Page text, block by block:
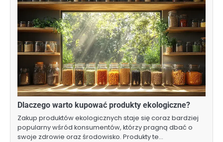
Dlaczego warto kupować produkty ekologiczne?
Zakup produktów ekologicznych staje się coraz bardziej
popularny wśród konsumentów, którzy pragną dbać o
swoje zdrowie oraz środowisko. Produkty te…